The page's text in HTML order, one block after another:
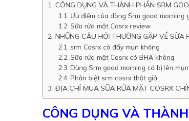
CÔNG DỤNG VÀ THÀNH PHẦN SRM
Ưu điểm của dòng Srm good morning
Sữa rửa mặt Cosrx review
NHỮNG CÂU HỎI THƯỜNG GẶP VỀ SỮA
srm Cosrx có đẩy mụn không
Sữa rửa mặt Cosrx có BHA không
Dùng Srm good morning có bị lên
Phân biệt srm cosrx thật giả
ĐỊA CHỈ MUA SỮA RỬA MẶT COSRX
CÔNG DỤNG VÀ